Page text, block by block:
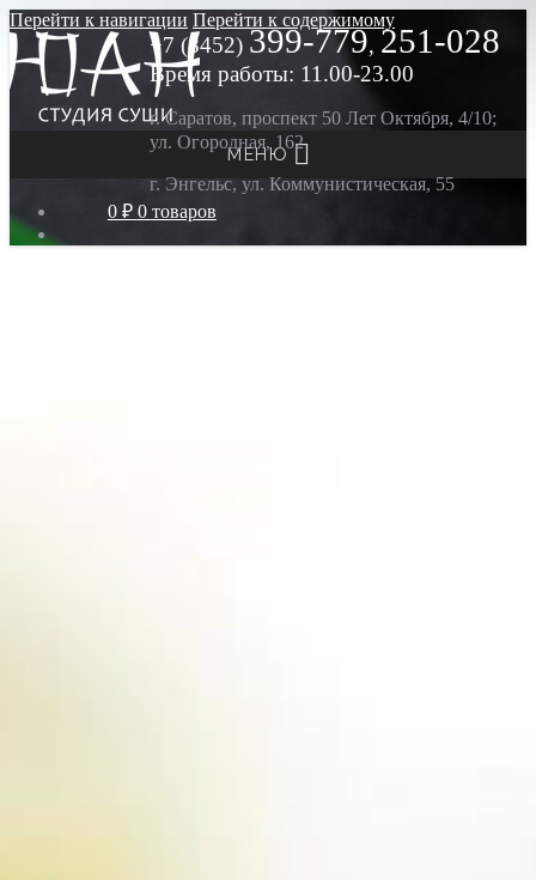
Перейти к навигации Перейти к содержимому
МЕНЮ
0 ₽ 0 товаров
+7 (8452) 399-779, 251-028
Время работы: 11.00-23.00
г. Саратов, проспект 50 Лет Октября, 4/10;
ул. Огородная, 162
г. Энгельс, ул. Коммунистическая, 55